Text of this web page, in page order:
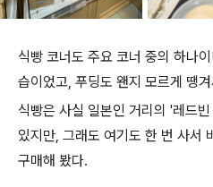
식빵 코너도 주요 코너 중의 하나
습이었고, 푸딩도 왠지 모르게 땡
식빵은 사실 일본인 거리의 '레드
있지만, 그래도 여기도 한 번 사서
구매해 봤다.